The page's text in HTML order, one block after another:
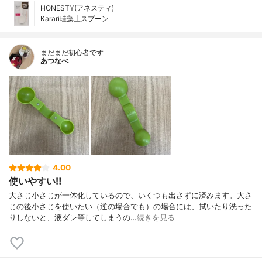
HONESTY(アネスティ)
Karari珪藻土スプーン
まだまだ初心者です
あつなべ
4.00
使いやすい‼︎
大さじ小さじが一体化しているので、いくつも出さずに済みます。大さ
じの後小さじを使いたい（逆の場合でも）の場合には、拭いたり洗った
りしないと、液ダレ等してしまうの…続きを見る